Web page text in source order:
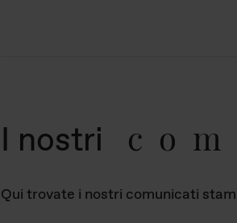
I nostri
Qui trovate i nostri comunicati